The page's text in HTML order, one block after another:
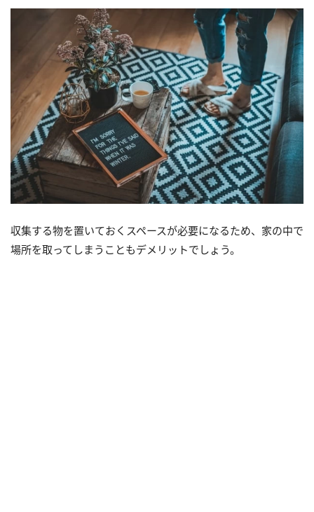
収集する物を置いておくスペースが必要になるため、家の中で
場所を取ってしまうこともデメリットでしょう。